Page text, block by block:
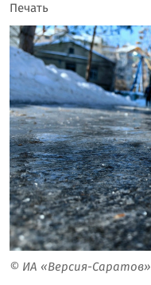
Печать
© ИА «Версия-Саратов»